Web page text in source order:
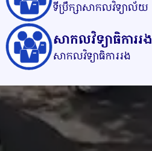
ទីប្រឹក្សាសាកលវិទ្យាល័យ
សាកលវិទ្យាធិការរង
សាកលវិទ្យាធិការរង